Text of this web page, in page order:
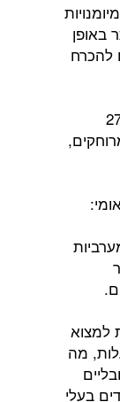
באופן
להכרח
עולה, כי כ-27%
למצוא
מה
בעלי